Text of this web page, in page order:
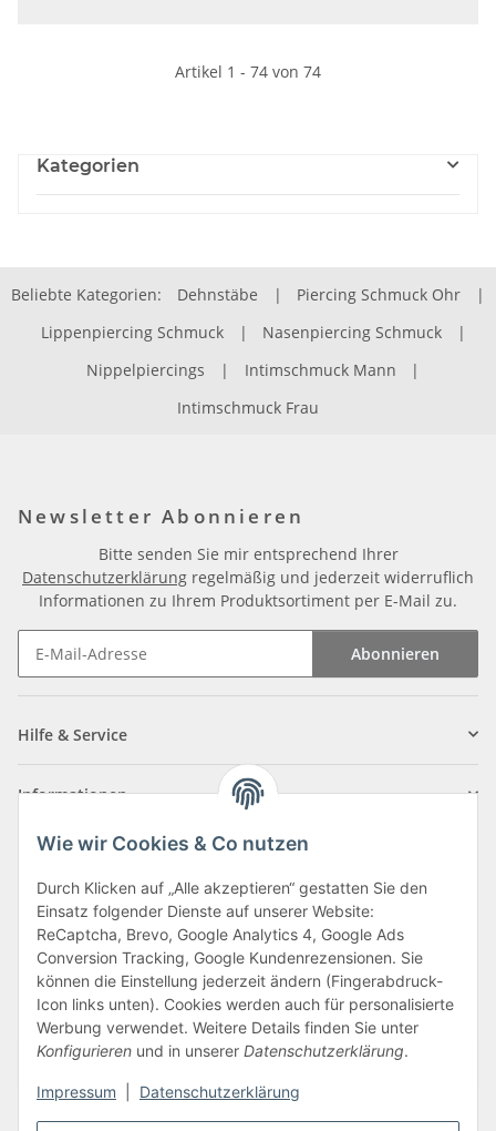
Wie wir Cookies & Co nutzen
Durch Klicken auf „Alle akzeptieren“ gestatten Sie den
Einsatz folgender Dienste auf unserer Website:
ReCaptcha, Brevo, Google Analytics 4, Google Ads
Conversion Tracking, Google Kundenrezensionen. Sie
können die Einstellung jederzeit ändern (Fingerabdruck-
Icon links unten). Cookies werden auch für personalisierte
Werbung verwendet. Weitere Details finden Sie unter
Konfigurieren und in unserer Datenschutzerklärung.
Impressum Datenschutzerklärung
Artikel 1 - 74 von 74
Kategorien
Beliebte Kategorien: Dehnstäbe | Piercing Schmuck Ohr
|
Lippenpiercing Schmuck
| Nasenpiercing Schmuck
|
Nippelpiercings
| Intimschmuck Mann
|
Intimschmuck Frau
Newsletter Abonnieren
Bitte senden Sie mir entsprechend Ihrer
Datenschutzerklärung regelmäßig und jederzeit widerruflich
Informationen zu Ihrem Produktsortiment per E-Mail zu.
Abonnieren
Hilfe & Service
Informationen
Zahlungsarten
Vertrag widerrufen